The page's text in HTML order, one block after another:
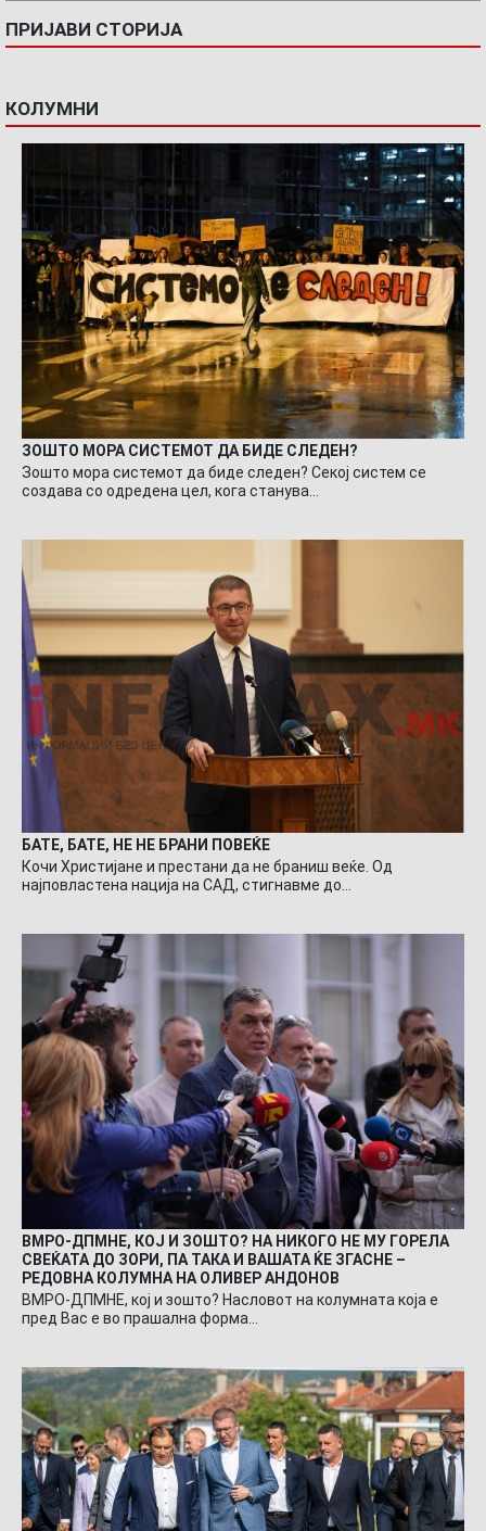
ПРИЈАВИ СТОРИЈА
КОЛУМНИ
ЗОШТО МОРА СИСТЕМОТ ДА БИДЕ СЛЕДЕН?
Зошто мора системот да биде следен? Секој систем се
создава со одредена цел, кога станува…
БАТЕ, БАТЕ, НЕ НЕ БРАНИ ПОВЕЌЕ
Кочи Христијане и престани да не браниш веќе. Од
најповластена нација на САД, стигнавме до…
ВМРО-ДПМНЕ, КОЈ И ЗОШТО? НА НИКОГО НЕ МУ ГОРЕЛА
СВЕЌАТА ДО ЗОРИ, ПА ТАКА И ВАШАТА ЌЕ ЗГАСНЕ –
РЕДОВНА КОЛУМНА НА ОЛИВЕР АНДОНОВ
ВМРО-ДПМНЕ, кој и зошто? Насловот на колумната која е
пред Вас е во прашална форма…